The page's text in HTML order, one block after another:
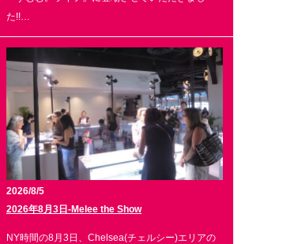
た!!…
2026/8/5
2026年8月3日-Melee the Show
NY時間の8月3日、Chelsea(チェルシー)エリアの